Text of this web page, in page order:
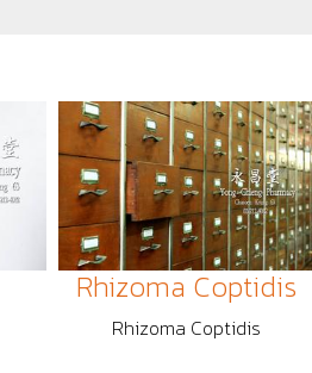
Rhizoma Coptidis
Rhizoma Coptidis